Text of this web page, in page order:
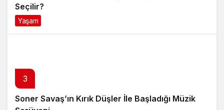
Seçilir?
Yaşam
3
Soner Savaş’ın Kırık Düşler İle Başladığı Müzik